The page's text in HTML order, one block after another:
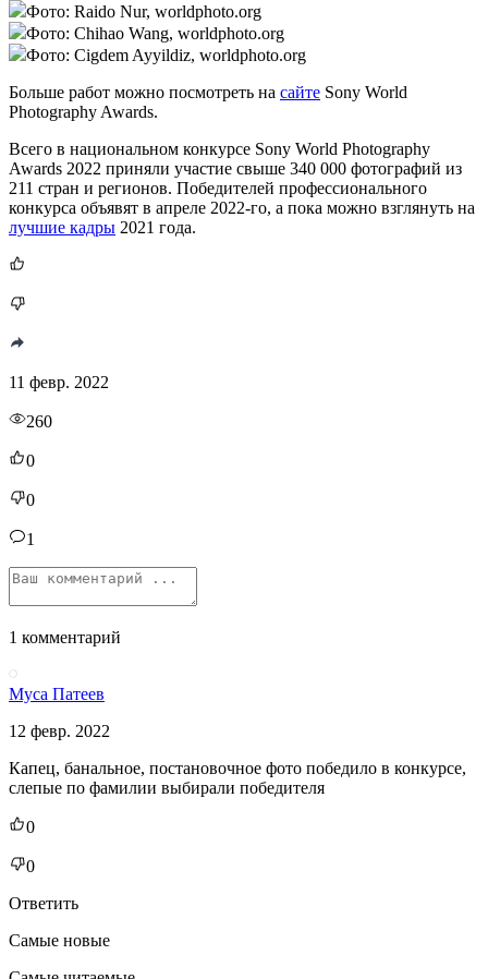
Фото: Raido Nur, worldphoto.org
Фото: Chihao Wang, worldphoto.org
Фото: Cigdem Ayyildiz, worldphoto.org
Больше работ можно посмотреть на сайте Sony World
Photography Awards.
Всего в национальном конкурсе Sony World Photography
Awards 2022 приняли участие свыше 340 000 фотографий из
211 стран и регионов. Победителей профессионального
конкурса объявят в апреле 2022-го, а пока можно взглянуть на
лучшие кадры 2021 года.
11 февр. 2022
260
0
0
1
1 комментарий
Муса Патеев
12 февр. 2022
Капец, банальное, постановочное фото победило в конкурсе,
слепые по фамилии выбирали победителя
0
0
Ответить
Самые новые